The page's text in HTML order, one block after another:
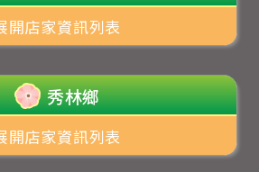
開店家資訊列表
秀林鄉
開店家資訊列表